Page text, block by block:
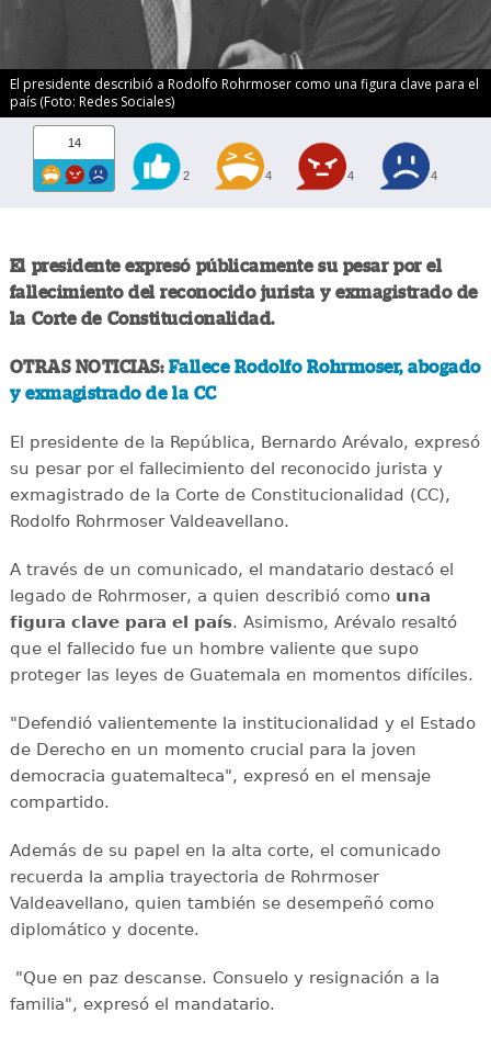
El presidente describió a Rodolfo Rohrmoser como una figura clave para el
país (Foto: Redes Sociales)
14
2 4 4 4
El presidente expresó públicamente su pesar por el
fallecimiento del reconocido jurista y exmagistrado de
la Corte de Constitucionalidad.
OTRAS NOTICIAS: Fallece Rodolfo Rohrmoser, abogado
y exmagistrado de la CC
El presidente de la República, Bernardo Arévalo, expresó
su pesar por el fallecimiento del reconocido jurista y
exmagistrado de la Corte de Constitucionalidad (CC),
Rodolfo Rohrmoser Valdeavellano.
A través de un comunicado, el mandatario destacó el
legado de Rohrmoser, a quien describió comouna
figura clave para el país. Asimismo, Arévalo resaltó
que el fallecido fue un hombre valiente que supo
proteger las leyes de Guatemala en momentos difíciles.
"Defendió valientemente la institucionalidad y el Estado
de Derecho en un momento crucial para la joven
democracia guatemalteca", expresó en el mensaje
compartido.
Además de su papel en la alta corte, el comunicado
recuerda la amplia trayectoria de Rohrmoser
Valdeavellano, quien también se desempeñó como
diplomático y docente.
"Que en paz descanse. Consuelo y resignación a la
familia", expresó el mandatario.